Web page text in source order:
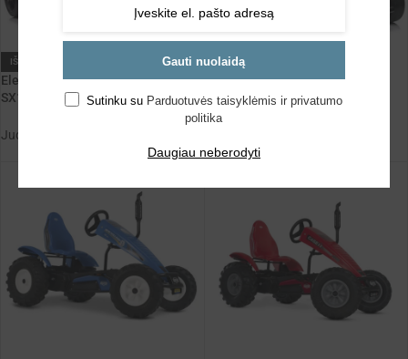
IŠPARDUOTA
Elektrinis vaikiškas gokartas
SX1968 – raudonas, 2×100W, su
Judėjimo priemonės
IŠPARDUOTA
Elektrinis vaikiškas gokartas
SX1968 – mėlynas, 2×100W, su
drift funkcija
Gauti nuolaidą
Sutinku su Parduotuvės taisyklėmis ir privatumo
politika
Daugiau neberodyti